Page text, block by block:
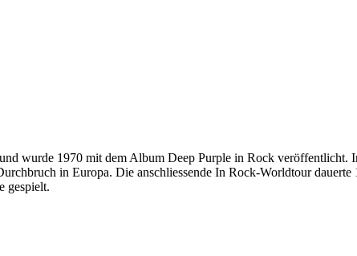
wurde 1970 mit dem Album Deep Purple in Rock veröffentlicht.
in Europa. Die anschliessende In Rock-Worldtour
gespielt.